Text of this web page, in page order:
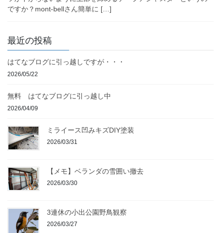
ですか？mont-bellさん簡単に […]
最近の投稿
はてなブログに引っ越しですが・・・
2026/05/22
無料 はてなブログに引っ越し中
2026/04/09
ミライース凹みキズDIY塗装
2026/03/31
【メモ】ベランダの雪囲い撤去
2026/03/30
3連休の小出公園野鳥観察
2026/03/27